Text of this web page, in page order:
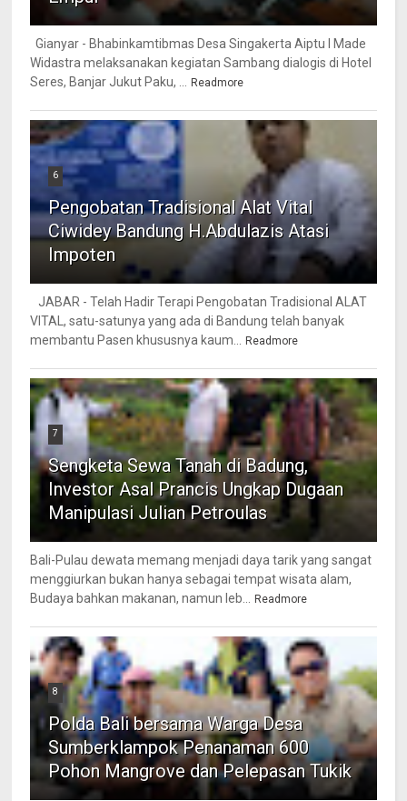
Gianyar - Bhabinkamtibmas Desa Singakerta Aiptu I Made
Widastra melaksanakan kegiatan Sambang dialogis di Hotel
Seres, Banjar Jukut Paku, ...
Readmore
6
Pengobatan Tradisional Alat Vital
Ciwidey Bandung H.Abdulazis Atasi
Impoten
JABAR - Telah Hadir Terapi Pengobatan Tradisional ALAT
VITAL, satu-satunya yang ada di Bandung telah banyak
membantu Pasen khususnya kaum...
Readmore
7
Sengketa Sewa Tanah di Badung,
Investor Asal Prancis Ungkap Dugaan
Manipulasi Julian Petroulas
Bali-Pulau dewata memang menjadi daya tarik yang sangat
menggiurkan bukan hanya sebagai tempat wisata alam,
Budaya bahkan makanan, namun leb...
Readmore
8
Polda Bali bersama Warga Desa
Sumberklampok Penanaman 600
Pohon Mangrove dan Pelepasan Tukik